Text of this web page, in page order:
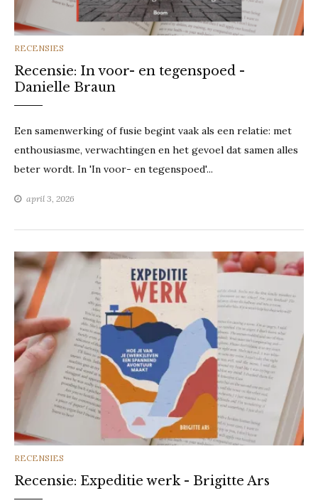
CATEGORIES
RECENSIES
Recensie: In voor- en tegenspoed -
Danielle Braun
Een samenwerking of fusie begint vaak als een relatie: met
enthousiasme, verwachtingen en het gevoel dat samen alles
beter wordt. In 'In voor- en tegenspoed'...
april 3, 2026
CATEGORIES
RECENSIES
Recensie: Expeditie werk - Brigitte Ars